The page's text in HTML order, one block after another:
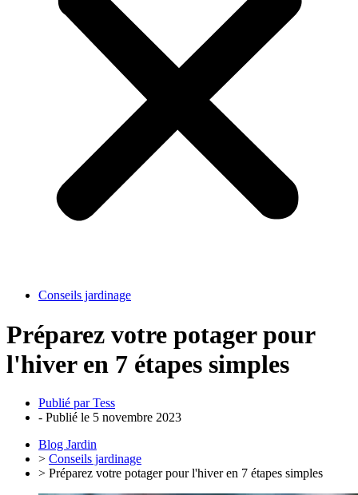
Conseils jardinage
Préparez votre potager pour
l'hiver en 7 étapes simples
Publié parTess
- Publié le 5 novembre 2023
Blog Jardin
> Conseils jardinage
> Préparez votre potager pour l'hiver en 7 étapes simples